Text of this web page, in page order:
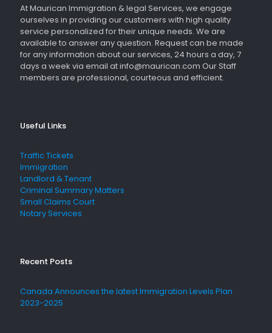
At Maurican Immigration & legal Services, we engage
ourselves in providing our customers with high quality
service personalized for their unique needs. We are
available to answer any question. Request can be made
for any information about our services, 24 hours a day, 7
days a week via email at info@maurican.com Our Staff
members are professional, courteous and efficient.
Useful Links
Traffic Tickets
Immigration
Landlord & Tenant
Criminal Summary Matters
Small Claims Court
Notary Services
Recent Posts
Canada Announces the latest Immigration Levels Plan
2023-2025